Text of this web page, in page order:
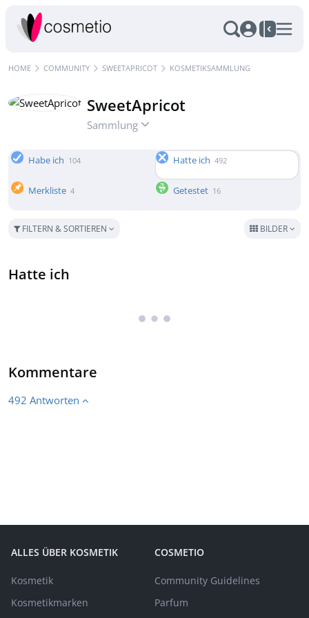
HOME COMMUNITY SWEETAPRICOT KOSMETIKSAMMLUNG
SweetApricot
Sammlung
Habe ich 104 Hatte ich 492
Merkliste 4 Getestet 16
FILTERN & SORTIEREN BILDER
Hatte ich
Kommentare
492 Antworten
ALLES ÜBER KOSMETIK
Kosmetik
Kosmetikmarken
COSMETIO
Community Guidelines
Parfum